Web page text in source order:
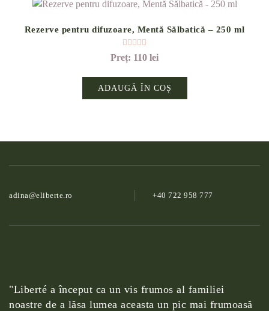
Rezerve pentru difuzoare, Mentă Sălbatică – 250 ml
110 lei
ADAUGĂ ÎN COȘ
adina@­eliberte.ro +40 722 958 777
"Liberté a început ca un vis frumos al familiei
noastre de a lăsa lumea aceasta un pic mai frumoasă